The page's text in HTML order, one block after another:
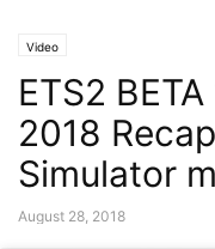
Video
ETS2
2018
Simulator
August 28, 2018